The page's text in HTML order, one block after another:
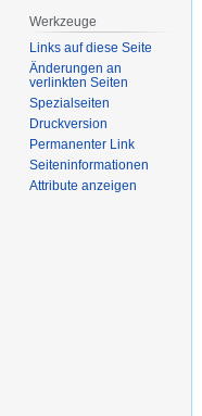
Werkzeuge
Links auf diese Seite
Änderungen an
verlinkten Seiten
Spezialseiten
Druckversion
Permanenter Link
Seiten­­informationen
Attribute anzeigen